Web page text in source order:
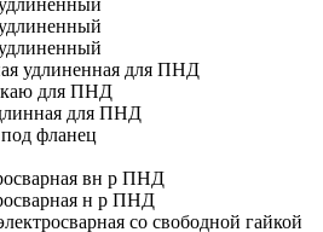
удлиненная для ПНД
для ПНД
для ПНД
фланец
вн р ПНД
н р ПНД
со свободной гайкой